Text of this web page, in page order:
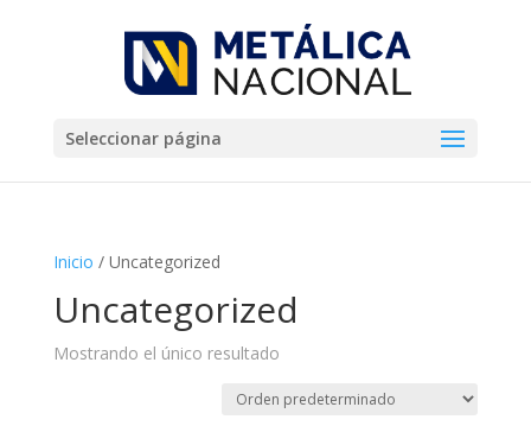
Seleccionar página
Inicio / Uncategorized
Uncategorized
Mostrando el único resultado